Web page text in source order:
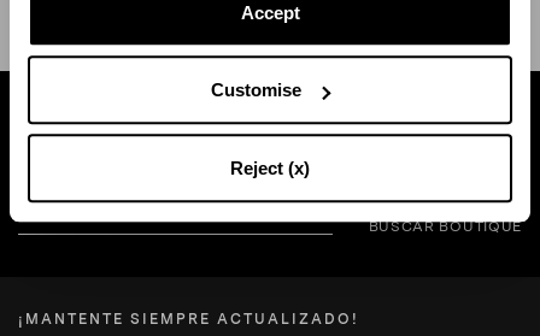
Accept
Customise
Reject (x)
Busca una boutique cerca de usted
BUSCAR BOUTIQUE
¡MANTENTE SIEMPRE ACTUALIZADO!